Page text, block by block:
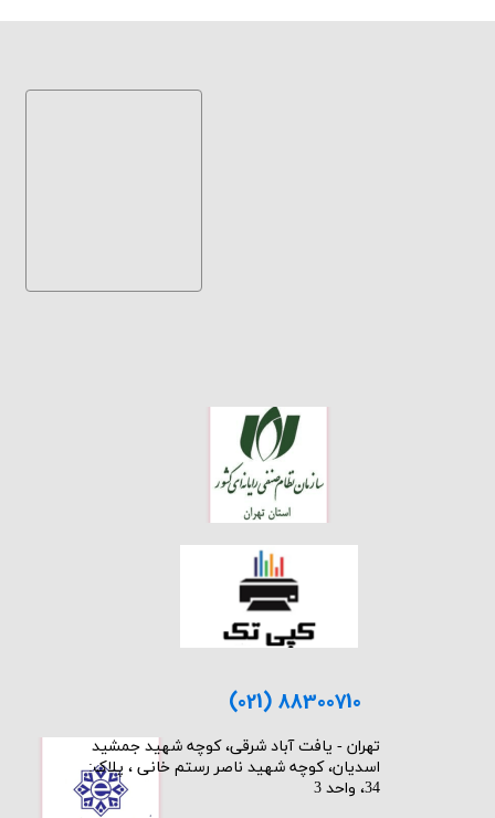
(021) 88300710
​تهران - یافت آباد شرقی، کوچه شهید جمشید
اسدیان، کوچه شهید ناصر رستم خانی ، پلاک:
34، واحد 3